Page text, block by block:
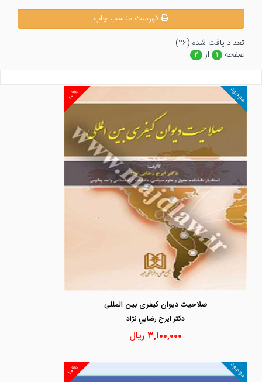
فهرست مناسب چاپ
تعداد يافت شده (۲۶)
صفحه
۱ از ۲
۱۰% موجود
صلاحیت دیوان کیفری بین المللی
دكتر ايرج رضايي نژاد
۳,۱۰۰,۰۰۰ریال
۱۰% موجود